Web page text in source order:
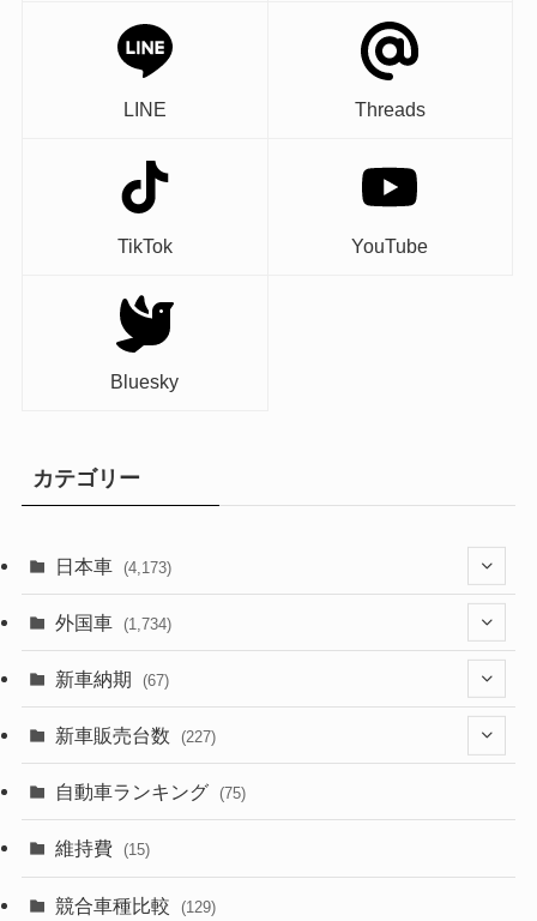
LINE Threads
TikTok YouTube
Bluesky
カテゴリー
日本車 (4,173)
(1,321)
(329)
(357)
(328)
外国車 (1,734)
(242)
(85)
新車納期 (67)
(28)
(8)
新車販売台数 (227)
(21)
自動車ランキング (75)
維持費 (15)
競合車種比較 (129)